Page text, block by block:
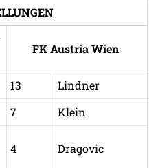
FK Austria Wien
13
Lindner
7 Klein
4 Dragovic